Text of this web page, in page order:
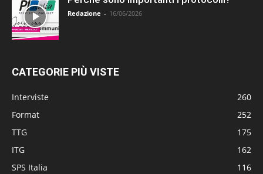
Redazione - 16/06/2026
CATEGORIE PIÙ VISTE
Interviste
260
Format
252
TTG
175
ITG
162
SPS Italia
116